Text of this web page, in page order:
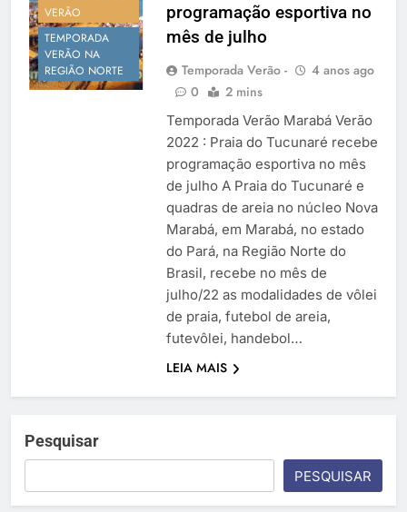
Temporada Verão 2027
VERÃO
TEMPORADA
VERÃO NA
REGIÃO NORTE
programação esportiva no
mês de julho
Temporada Verão -
4 anos ago
0
2 mins
Temporada Verão Marabá Verão
2022 : Praia do Tucunaré recebe
programação esportiva no mês
de julho A Praia do Tucunaré e
quadras de areia no núcleo Nova
Marabá, em Marabá, no estado
do Pará, na Região Norte do
Brasil, recebe no mês de
julho/22 as modalidades de vôlei
de praia, futebol de areia,
futevôlei, handebol…
LEIA MAIS
Pesquisar
PESQUISAR